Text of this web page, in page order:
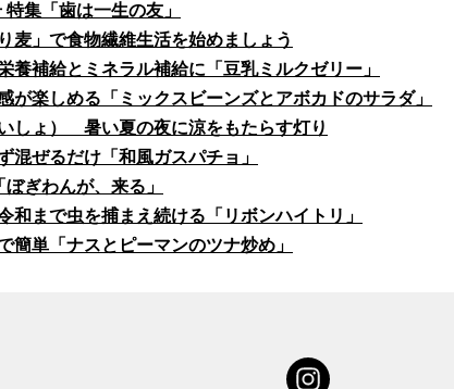
特集「歯は一生の友」
麦」で食物繊維生活を始めましょう
養補給とミネラル補給に「豆乳ミルクゼリー」
が楽しめる「ミックスビーンズとアボカドのサラダ」
しょ） 暑い夏の夜に涼をもたらす灯り
混ぜるだけ「和風ガスパチョ」
ぎわんが、来る」
和まで虫を捕まえ続ける「リボンハイトリ」
簡単「ナスとピーマンのツナ炒め」